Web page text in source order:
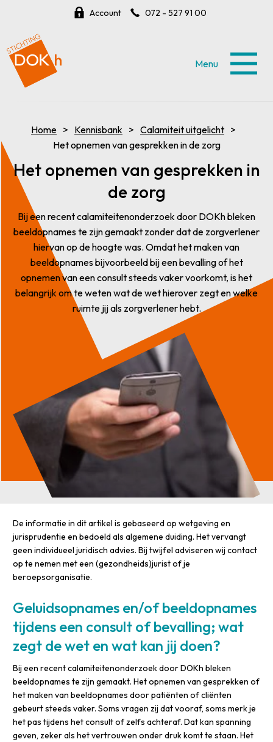
Account 072 - 527 91 00
Menu
Home Kennisbank
Calamiteit uitgelicht
Het opnemen van gesprekken in de zorg
Het opnemen van gesprekken in
de zorg
Bij een recent calamiteitenonderzoek door DOKh bleken
beeldopnames te zijn gemaakt zonder dat de zorgverlener
hiervan op de hoogte was. Omdat het maken van
beeldopnames bijvoorbeeld bij een bevalling of het
opnemen van een consult steeds vaker voorkomt, is het
belangrijk om te weten wat de wet hierover zegt en welke
ruimte jij als zorgverlener hebt.
De informatie in dit artikel is gebaseerd op wetgeving en
jurisprudentie en bedoeld als algemene duiding. Het vervangt
geen individueel juridisch advies. Bij twijfel adviseren wij contact
op te nemen met een (gezondheids)jurist of je
beroepsorganisatie.
Geluidsopnames en/of beeldopnames
tijdens een consult of bevalling; wat
zegt de wet en wat kan jij doen?
Bij een recent calamiteitenonderzoek door DOKh bleken
beeldopnames te zijn gemaakt. Het opnemen van gesprekken of
het maken van beeldopnames door patiënten of cliënten
gebeurt steeds vaker. Soms vragen zij dat vooraf, soms merk je
het pas tijdens het consult of zelfs achteraf. Dat kan spanning
geven, zeker als het vertrouwen onder druk komt te staan. Het